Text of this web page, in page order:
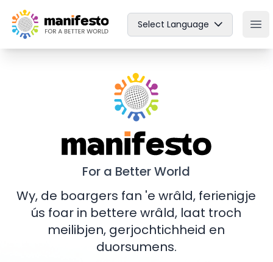
Your Company
Select Language
Manifesto
For a Better World
Wy, de boargers fan 'e wrâld, ferienigje
ús foar in bettere wrâld, laat troch
meilibjen, gerjochtichheid en
duorsumens.